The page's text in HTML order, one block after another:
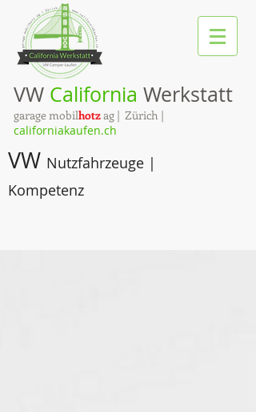
VW California Werkstatt
garage mobilhotzag | Zürich |
californiakaufen.ch
VW Nutzfahrzeuge |
Kompetenz